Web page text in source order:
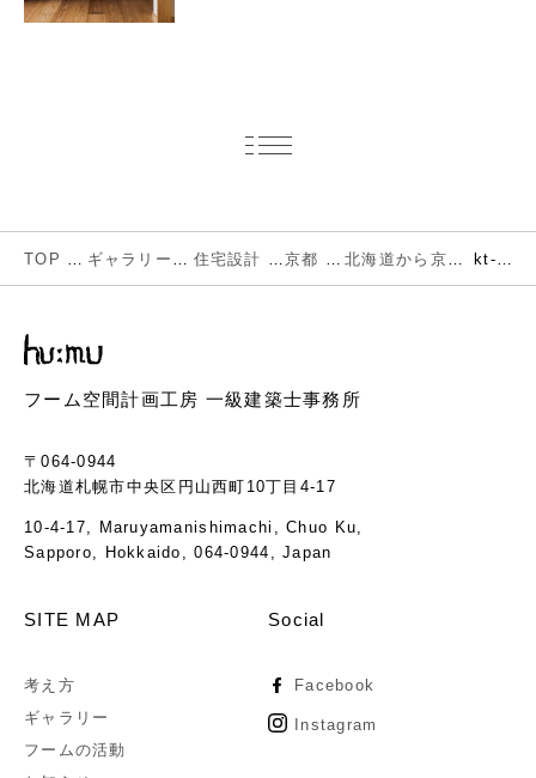
TOP 住宅設計 京都
フーム空間計画工房 一級建築士事務所
〒064-0944
北海道札幌市中央区円山西町10丁目4-17
10-4-17, Maruyamanishimachi, Chuo Ku,
Sapporo, Hokkaido, 064-0944, Japan
SITE MAP
考え方
ギャラリー
フームの活動
Social
Facebook
Instagram